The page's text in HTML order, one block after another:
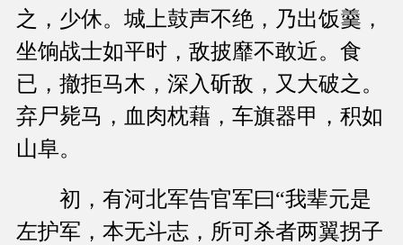
之，少休。城上鼓声不绝，乃出饭羹，
坐饷战士如平时，敌披靡不敢近。食
已，撤拒马木，深入斫敌，又大破之。
弃尸毙马，血肉枕藉，车旗器甲，积如
山阜。
初，有河北军告官军曰“我辈元是
左护军，本无斗志，所可杀者两翼拐子